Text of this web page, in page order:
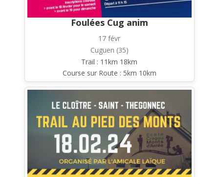
Foulées Cug anim
17 févr
Cuguen (35)
Trail : 11km 18km
Course sur Route : 5km 10km